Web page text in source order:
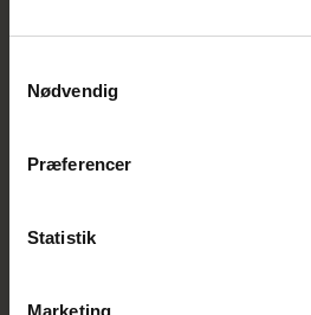
Nødvendig
Præferencer
Statistik
Marketing
Sjælland og Øerne
Medlemsfordele i
Sjælland og Øerne
Kursusdage hos